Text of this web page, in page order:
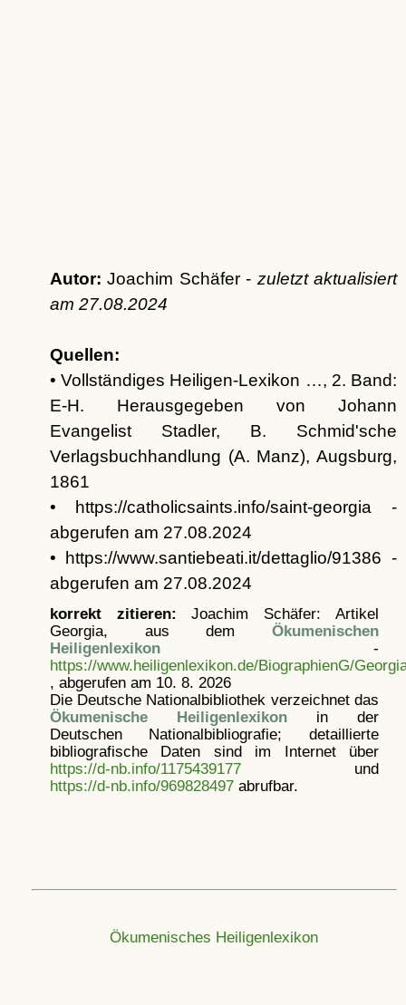
Autor: Joachim Schäfer - zuletzt aktualisiert
am 27.08.2024
Quellen:
• Vollständiges Heiligen-Lexikon …, 2. Band:
E-H. Herausgegeben von Johann
Evangelist Stadler, B. Schmid'sche
Verlagsbuchhandlung (A. Manz), Augsburg,
1861
• https://catholicsaints.info/saint-georgia -
abgerufen am 27.08.2024
• https://www.santiebeati.it/dettaglio/91386 -
abgerufen am 27.08.2024
korrekt zitieren: Joachim Schäfer: Artikel
Georgia, aus dem Ökumenischen
Heiligenlexikon-
https://www.heiligenlexikon.de/BiographienG/
, abgerufen am 10. 8. 2026
Die Deutsche Nationalbibliothek verzeichnet das
Ökumenische Heiligenlexikonin der
Deutschen Nationalbibliografie; detaillierte
bibliografische Daten sind im Internet über
https://d-nb.info/1175439177und
https://d-nb.info/969828497abrufbar.
Ökumenisches Heiligenlexikon